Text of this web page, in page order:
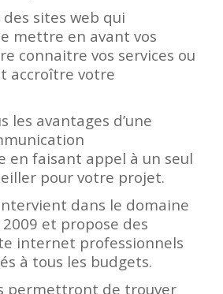
sites web qui
mettre en avant vos
connaitre vos services ou
accroître votre
les avantages d’une
en faisant appel à un seul
pour votre projet.
dans le domaine
et propose des
internet professionnels
à tous les budgets.
permettront de trouver